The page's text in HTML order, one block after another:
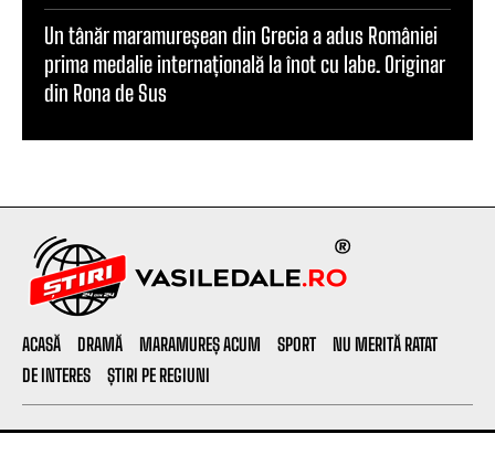
Un tânăr maramureșean din Grecia a adus României
prima medalie internațională la înot cu labe. Originar
din Rona de Sus
ACASĂ DRAMĂ MARAMUREȘ ACUM SPORT
NU MERITĂ RATAT
DE INTERES
ȘTIRI PE REGIUNI